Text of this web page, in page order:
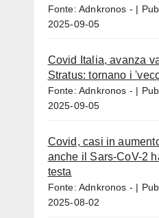
Fonte: Adnkronos -
2025-09-05
Covid Italia, avanza
Stratus: tornano i
Fonte: Adnkronos -
2025-09-05
Covid, casi in
anche il Sars-CoV-2
testa
Fonte: Adnkronos -
2025-08-02